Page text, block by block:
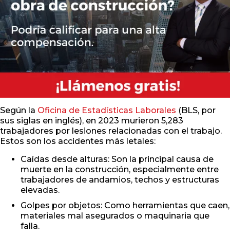
Según la Oficina de Estadísticas Laborales (BLS, por
sus siglas en inglés), en 2023 murieron 5,283
trabajadores por lesiones relacionadas con el trabajo.
Estos son los accidentes más letales:
Caídas desde alturas: Son la principal causa de
muerte en la construcción, especialmente entre
trabajadores de andamios, techos y estructuras
elevadas.
Golpes por objetos: Como herramientas que caen,
materiales mal asegurados o maquinaria que
falla.